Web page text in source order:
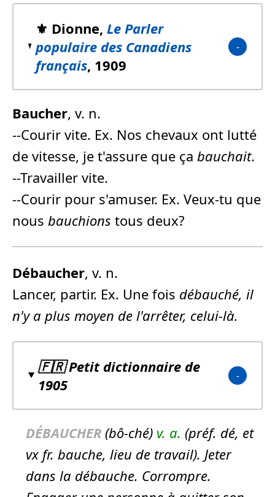
⚜️ Dionne, Le Parler
populaire des Canadiens
français, 1909
Baucher, v. n.
--Courir vite. Ex. Nos chevaux ont lutté
de vitesse, je t'assure que ça bauchait.
--Travailler vite.
--Courir pour s'amuser. Ex. Veux-tu que
nous bauchions tous deux?
Débaucher, v. n.
Lancer, partir. Ex. Une fois débauché, il
n'y a plus moyen de l'arrêter, celui-là.
🇫🇷 Petit dictionnaire de
1905
DÉBAUCHER (bô-ché) v. a. (préf. dé, et
vx fr. bauche, lieu de travail). Jeter
dans la débauche. Corrompre.